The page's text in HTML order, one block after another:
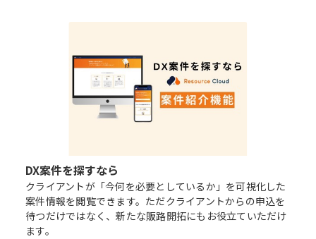
DX案件を探すなら
クライアントが「今何を必要としているか」を可視化した
案件情報を閲覧できます。ただクライアントからの申込を
待つだけではなく、新たな販路開拓にもお役立ていただけ
ます。